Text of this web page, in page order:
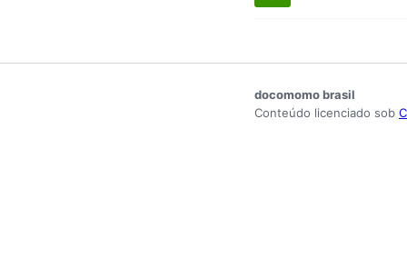
docomomo brasil
Conteúdo licenciado sob